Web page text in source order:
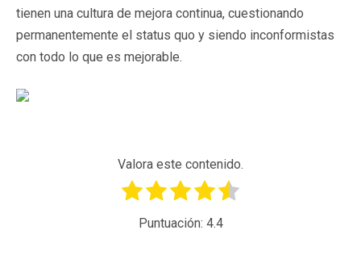
tienen una cultura de mejora continua, cuestionando
permanentemente el status quo y siendo inconformistas
con todo lo que es mejorable.
Valora este contenido.
Puntuación: 4.4